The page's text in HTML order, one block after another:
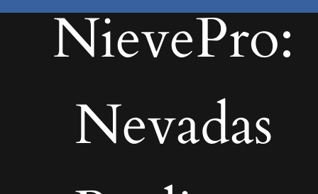
NievePro:
Nevadas